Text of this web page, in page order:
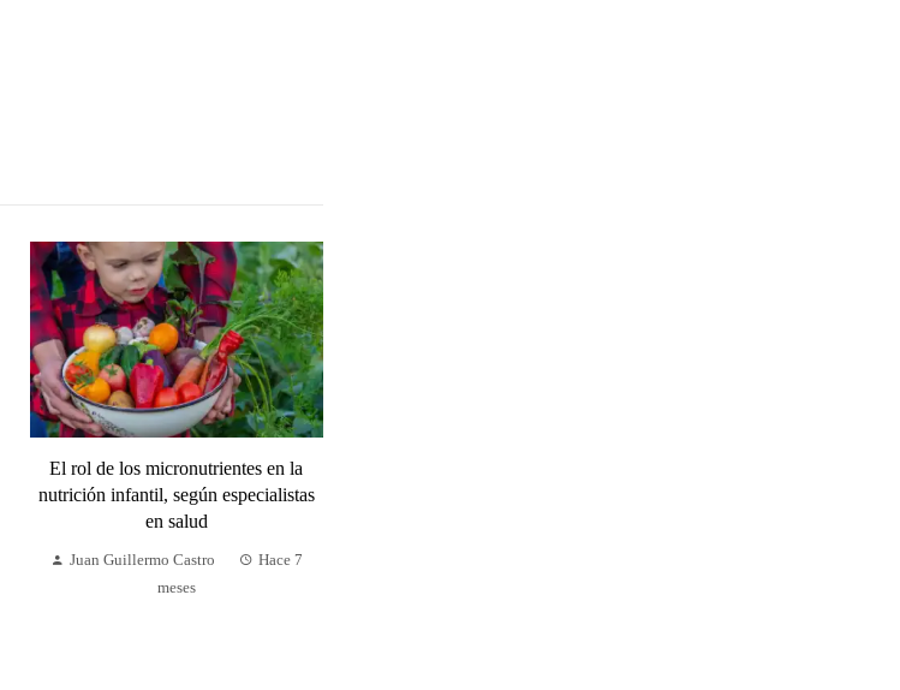
El rol de los micronutrientes en la
nutrición infantil, según especialistas
en salud
Juan Guillermo Castro
Hace 7
meses